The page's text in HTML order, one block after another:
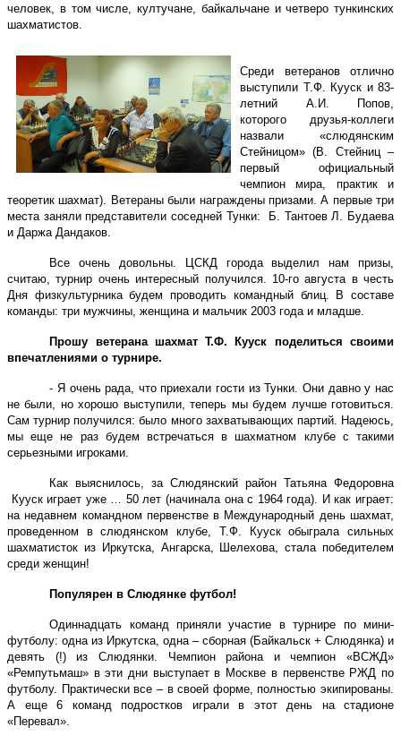
человек, в том числе, култучане, байкальчане и четверо тункинских
шахматистов.
Среди ветеранов отлично
выступили Т.Ф. Кууск и 83-
летний А.И. Попов,
которого друзья-коллеги
назвали «слюдянским
Стейницом» (В. Стейниц –
первый официальный
чемпион мира, практик и
теоретик шахмат). Ветераны были награждены призами. А первые три
места заняли представители соседней Тунки: Б. Тантоев Л. Будаева
и Даржа Дандаков.
Все очень довольны. ЦСКД города выделил нам призы,
считаю, турнир очень интересный получился. 10-го августа в честь
Дня физкультурника будем проводить командный блиц. В составе
команды: три мужчины, женщина и мальчик 2003 года и младше.
Прошу ветерана шахмат Т.Ф. Кууск поделиться своими
впечатлениями о турнире.
- Я очень рада, что приехали гости из Тунки. Они давно у нас
не были, но хорошо выступили, теперь мы будем лучше готовиться.
Сам турнир получился: было много захватывающих партий. Надеюсь,
мы еще не раз будем встречаться в шахматном клубе с такими
серьезными игроками.
Как выяснилось, за Слюдянский район Татьяна Федоровна
Кууск играет уже … 50 лет (начинала она с 1964 года). И как играет:
на недавнем командном первенстве в Международный день шахмат,
проведенном в слюдянском клубе, Т.Ф. Кууск обыграла сильных
шахматисток из Иркутска, Ангарска, Шелехова, стала победителем
среди женщин!
Популярен в Слюдянке футбол!
Одиннадцать команд приняли участие в турнире по мини-
футболу: одна из Иркутска, одна – сборная (Байкальск + Слюдянка) и
девять (!) из Слюдянки. Чемпион района и чемпион «ВСЖД»
«Ремпутьмаш» в эти дни выступает в Москве в первенстве РЖД по
футболу. Практически все – в своей форме, полностью экипированы.
А еще 6 команд подростков играли в этот день на стадионе
«Перевал».